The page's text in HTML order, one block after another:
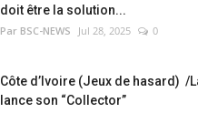
doit être la solution...
Par BSC-NEWS Jul 28, 2025 0
Côte d’Ivoire (Jeux de hasard) /
lance son “Collector”